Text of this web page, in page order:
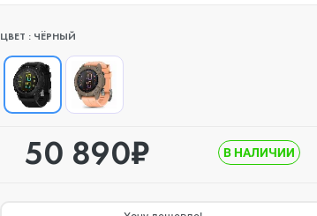
ЦВЕТ : ЧЁРНЫЙ
50 890₽ В НАЛИЧИИ